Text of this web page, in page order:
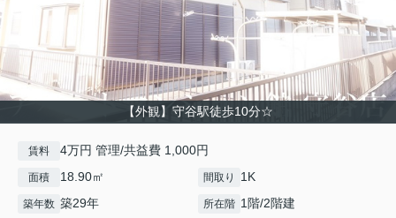
【外観】守谷駅徒歩10分☆
賃料 4万円 管理/共益費 1,000円
面積 18.90㎡ 間取り 1K
築年数 築29年 所在階 1階/2階建